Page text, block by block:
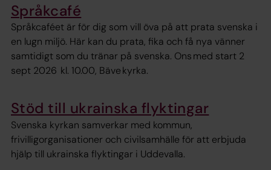
Språkcafé
Språkcaféet är för dig som vill öva på att prata svenska i
en lugn miljö. Här kan du prata, fika och få nya vänner
samtidigt som du tränar på svenska. Ons med start 2
sept 2026 kl. 10.00, Bäve kyrka.
Stöd till ukrainska flyktingar
Svenska kyrkan samverkar med kommun,
frivilligorganisationer och civilsamhälle för att erbjuda
hjälp till ukrainska flyktingar i Uddevalla.